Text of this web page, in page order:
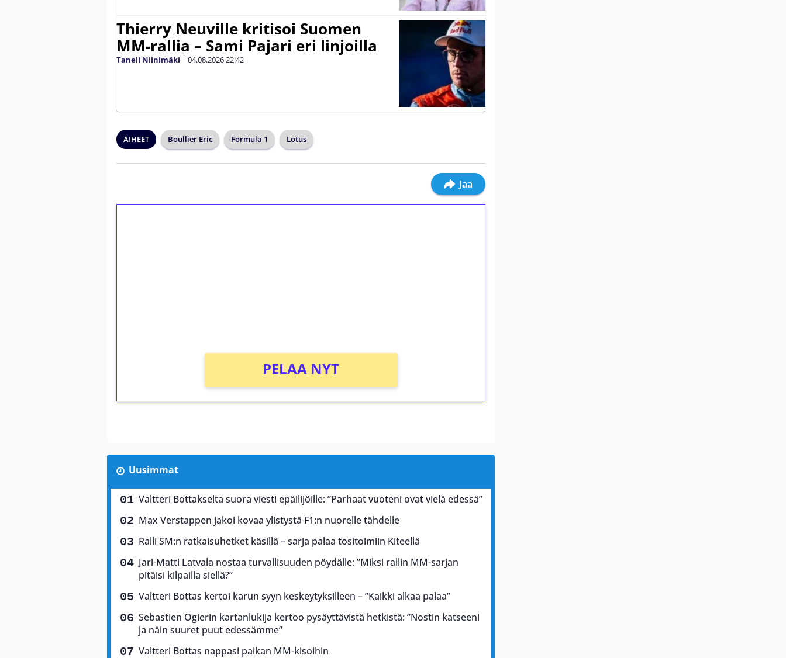
Thierry Neuville kritisoi Suomen
MM-rallia – Sami Pajari eri linjoilla
Taneli Niinimäki | 04.08.202622:42
AIHEET Boullier Eric Formula 1 Lotus
Jaa
PELAA NYT
Uusimmat
Valtteri Bottakselta suora viesti epäilijöille: ”Parhaat vuoteni ovat vielä edessä”
Max Verstappen jakoi kovaa ylistystä F1:n nuorelle tähdelle
Ralli SM:n ratkaisuhetket käsillä – sarja palaa tositoimiin Kiteellä
Jari-Matti Latvala nostaa turvallisuuden pöydälle: ”Miksi rallin MM-sarjan
pitäisi kilpailla siellä?”
Valtteri Bottas kertoi karun syyn keskeytyksilleen – ”Kaikki alkaa palaa”
Sebastien Ogierin kartanlukija kertoo pysäyttävistä hetkistä: ”Nostin katseeni
ja näin suuret puut edessämme”
Valtteri Bottas nappasi paikan MM-kisoihin